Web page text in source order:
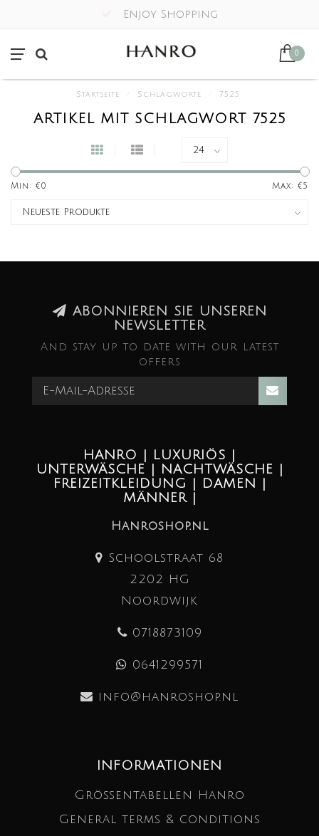
Enjoy Shopping
0
Startseite Schlagworte 7525
ARTIKEL MIT SCHLAGWORT 7525
Min: €0 Max: €5
ABONNIEREN SIE UNSEREN
NEWSLETTER
And stay up to date with our latest
offers
HANRO | LUXURIÖS |
UNTERWÄSCHE | NACHTWÄSCHE |
FREIZEITKLEIDUNG | DAMEN |
MÄNNER |
Hanroshop.nl
Schoolstraat 68
2202 HG
Noordwijk
0718873109
0641299571
info@hanroshop.nl
INFORMATIONEN
Größentabellen Hanro
General terms & conditions